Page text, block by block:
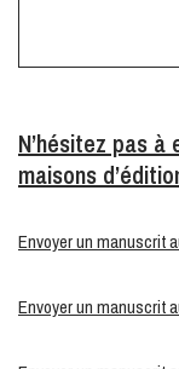
N’hésitez pas
maisons
Envoyer un manuscrit
Envoyer un manuscrit